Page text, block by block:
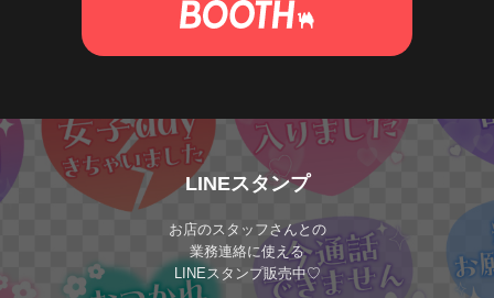
LINEスタンプ
お店のスタッフさんとの
業務連絡に使える
LINEスタンプ販売中♡